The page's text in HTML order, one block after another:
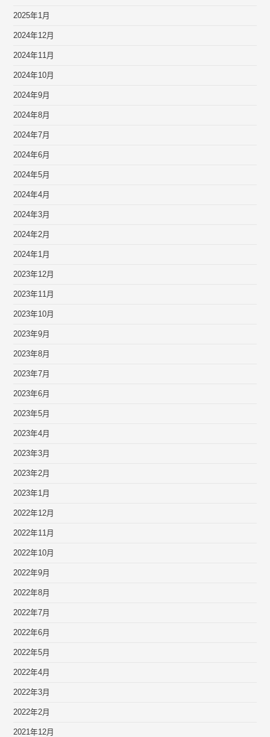
2025年1月
2024年12月
2024年11月
2024年10月
2024年9月
2024年8月
2024年7月
2024年6月
2024年5月
2024年4月
2024年3月
2024年2月
2024年1月
2023年12月
2023年11月
2023年10月
2023年9月
2023年8月
2023年7月
2023年6月
2023年5月
2023年4月
2023年3月
2023年2月
2023年1月
2022年12月
2022年11月
2022年10月
2022年9月
2022年8月
2022年7月
2022年6月
2022年5月
2022年4月
2022年3月
2022年2月
2021年12月